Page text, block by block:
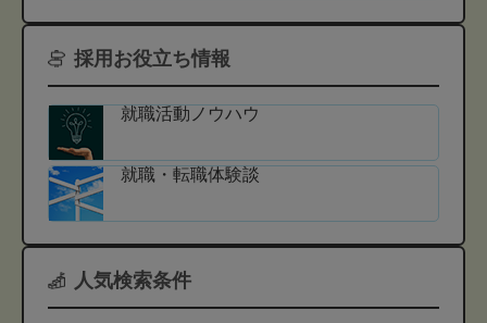
採用お役立ち情報
就職活動ノウハウ
就職・転職体験談
人気検索条件